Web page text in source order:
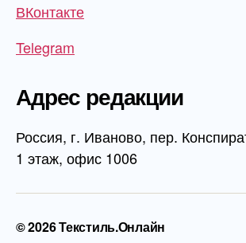
ВКонтакте
Telegram
Адрес редакции
Россия, г. Иваново, пер.
1 этаж, офис 1006
© 2026Текстиль.Онлайн